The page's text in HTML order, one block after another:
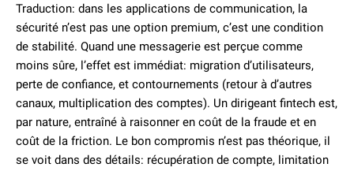
Traduction: dans les applications de communication, la
sécurité n’est pas une option premium, c’est une condition
de stabilité. Quand une messagerie est perçue comme
moins sûre, l’effet est immédiat: migration d’utilisateurs,
perte de confiance, et contournements (retour à d’autres
canaux, multiplication des comptes). Un dirigeant fintech est,
par nature, entraîné à raisonner en coût de la fraude et en
coût de la friction. Le bon compromis n’est pas théorique, il
se voit dans des détails: récupération de compte, limitation